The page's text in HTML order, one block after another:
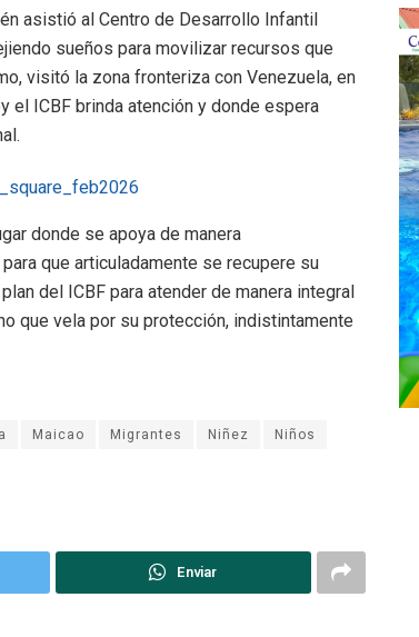
asistió al Centro de Desarrollo Infantil
sueños para movilizar recursos que
visitó la zona fronteriza con Venezuela, en
el ICBF brinda atención y donde espera
donde se apoya de manera
que articuladamente se recupere su
del ICBF para atender de manera integral
que vela por su protección, indistintamente
Maicao Migrantes Niñez
Niños
Enviar